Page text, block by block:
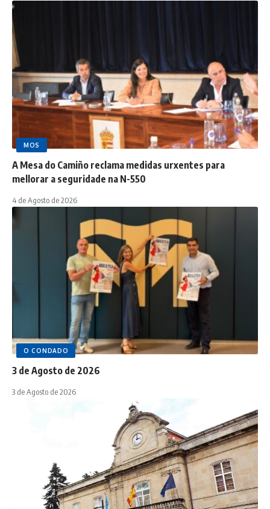
MOS
A Mesa do Camiño reclama medidas urxentes para
mellorar a seguridade na N-550
4 de Agosto de 2026
O CONDADO
3 de Agosto de 2026
3 de Agosto de 2026